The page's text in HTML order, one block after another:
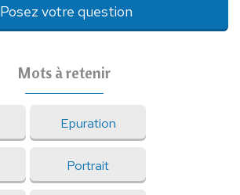
Posez votre question
Mots à retenir
Epuration
Portrait